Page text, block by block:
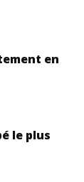
en
le plus